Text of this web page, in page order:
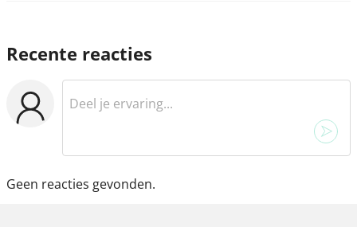
Recente reacties
Geen reacties gevonden.